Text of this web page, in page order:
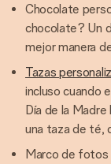
Chocolate
chocolate? Un
mejor manera
Tazas
incluso cuando
Día de la
una taza de té,
Marco de fotos